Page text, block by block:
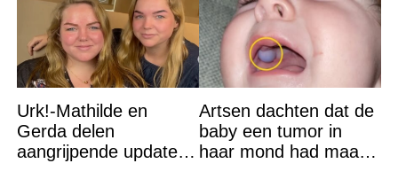
Urk!-Mathilde en
Gerda delen
aangrijpende update
Artsen dachten dat de
baby een tumor in
haar mond had maar